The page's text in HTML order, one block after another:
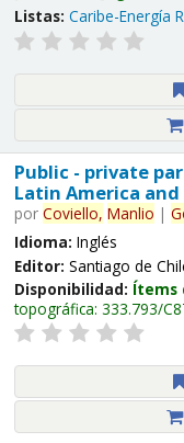
Listas: Caribe-Energía
Public - private
Latin America
por Coviello, Manlio |
Idioma: Inglés
Editor: Santiago de
Disponibilidad: Ítems
topográfica: 333.793/